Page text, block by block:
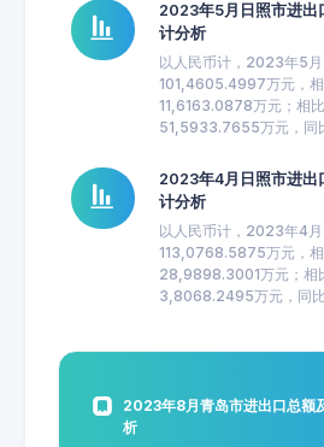
2023年5月日照市进出
计分析
以人民币计，2023年5
101,4605.4997万元，相
11,6163.0878万元；相
51,5933.7655万元，同
2023年4月日照市进出
计分析
以人民币计，2023年4
113,0768.5875万元，相
28,9898.3001万元；相
3,8068.2495万元，同
2023年8月青岛市进出口总额
析